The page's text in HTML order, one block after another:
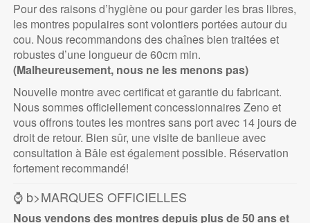
Pour des raisons d’hygiène ou pour garder les bras libres,
les montres populaires sont volontiers portées autour du
cou. Nous recommandons des chaînes bien traitées et
robustes d’une longueur de 60cm min.
(Malheureusement, nous ne les menons pas)
Nouvelle montre avec certificat et garantie du fabricant.
Nous sommes officiellement concessionnaires Zeno et
vous offrons toutes les montres sans port avec 14 jours de
droit de retour. Bien sûr, une visite de banlieue avec
consultation à Bâle est également possible. Réservation
fortement recommandé!
⌚ b>MARQUES OFFICIELLES
Nous vendons des montres depuis plus de 50 ans et